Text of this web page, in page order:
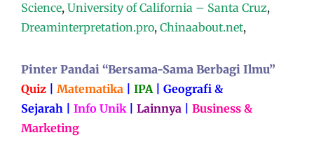
Science, University of California – Santa Cruz,
Dreaminterpretation.pro, Chinaabout.net,
Pinter Pandai “Bersama-Sama Berbagi Ilmu”
Quiz
Matematika IPA| Geografi &
Sejarah
Info Unik Lainnya
Business &
Marketing